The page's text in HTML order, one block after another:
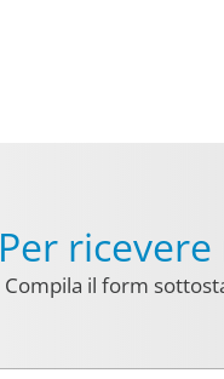
Per
Compila il form